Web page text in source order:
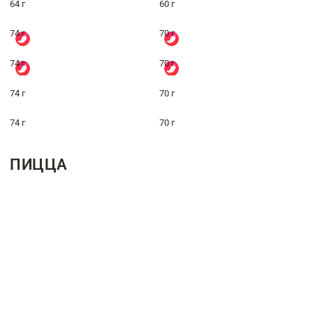
64 г 60 г
74 г 70 г
74 г 70 г
74 г 70 г
74 г 70 г
ПИЦЦА